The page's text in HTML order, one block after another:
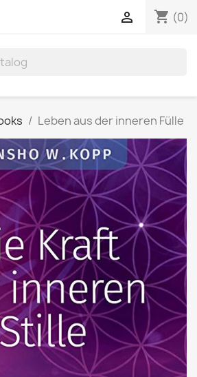
shopping_cart (0)

Leben aus der inneren Fülle